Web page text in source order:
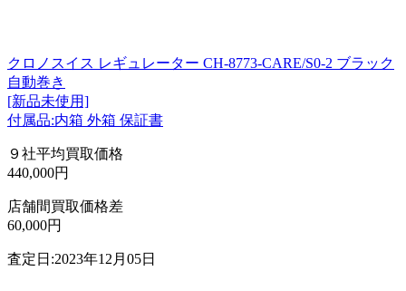
クロノスイス レギュレーター CH-8773-CARE/S0-2 ブラック
自動巻き
[新品未使用]
付属品:内箱 外箱 保証書
９社平均買取価格
440,000円
店舗間買取価格差
60,000円
査定日:2023年12月05日